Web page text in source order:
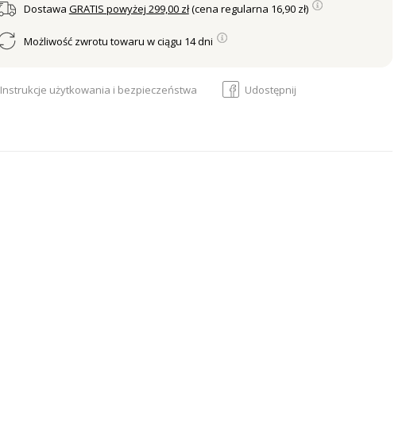
Dostawa GRATIS powyżej 299,00 zł(cena regularna 16,90 zł)
Możliwość zwrotu towaru w ciągu 14 dni
Instrukcje użytkowania i bezpieczeństwa Udostępnij